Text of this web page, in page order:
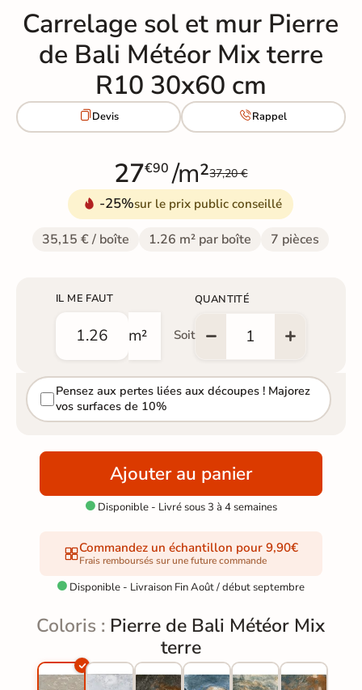
Carrelage sol et mur Pierre
de Bali Météor Mix terre
R10 30x60 cm
Devis Rappel
27€90 /m²37,20 €
-25%sur le prix public conseillé
35,15 € / boîte 1.26 m² par boîte 7 pièces
IL ME FAUT
m² Soit
QUANTITÉ
Pensez aux pertes liées aux découpes ! Majorez
vos surfaces de 10%
Ajouter au panier
Disponible - Livré sous 3 à 4 semaines
Commandez un échantillon pour 9,90€
Frais remboursés sur une future commande
 Disponible - Livraison Fin Août / début septembre
Coloris : Pierre de Bali Météor Mix
terre